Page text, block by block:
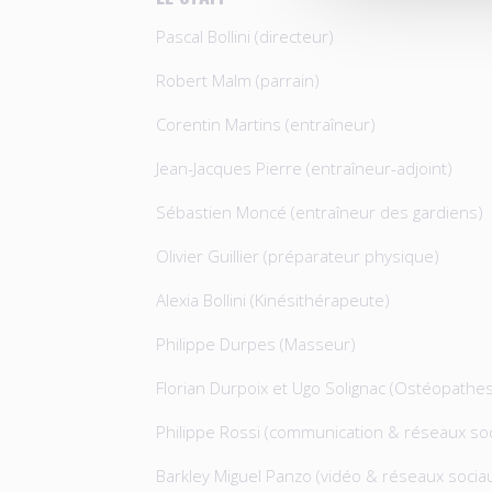
Pascal Bollini (directeur)
Robert Malm (parrain)
Corentin Martins (entraîneur)
Jean-Jacques Pierre (entraîneur-adjoint)
Sébastien Moncé (entraîneur des gardiens)
Olivier Guillier (préparateur physique)
Alexia Bollini (Kinésithérapeute)
Philippe Durpes (Masseur)
Florian Durpoix et Ugo Solignac
Philippe Rossi (communication & réseaux
Barkley Miguel Panzo (vidéo & réseaux